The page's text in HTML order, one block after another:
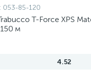
053-85-120
T-Force XPS
м
4.52